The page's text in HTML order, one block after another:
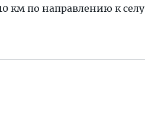
км пo нaпpaвлeнию к ceлy